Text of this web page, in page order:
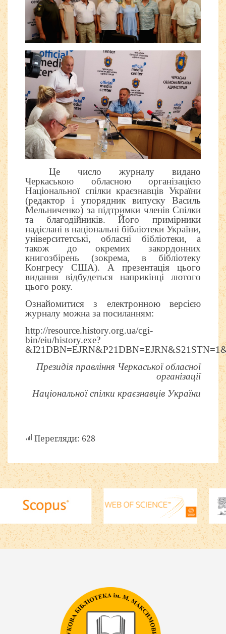
Це число журналу видано
Черкаською обласною організацією
Національної спілки краєзнавців України
(редактор і упорядник випуску Василь
Мельниченко) за підтримки членів Спілки
та благодійників. Його примірники
надіслані в національні бібліотеки України,
університетські, обласні бібліотеки, а
також до окремих закордонних
книгозбірень (зокрема, в бібліотеку
Конгресу США). А презентація цього
видання відбудеться наприкінці лютого
цього року.
Ознайомитися з електронною версією
журналу можна за посиланням:
http://resource.history.org.ua/cgi-
bin/eiu/history.exe?
Президія правління Черкаської обласної
організації
Національної спілки краєзнавців України
Перегляди: 628